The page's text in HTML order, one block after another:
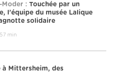
Moder : Touchée par un
l’équipe du musée Lalique
solidaire
min
à Mittersheim, des